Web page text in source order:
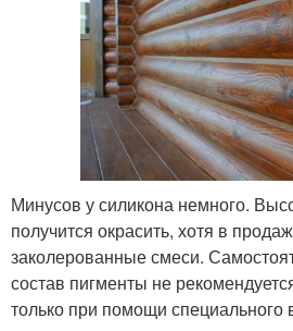
Минусов у силикона немного.
получится окрасить, хотя в
заколерованные смеси.
состав пигменты не
только при помощи специального